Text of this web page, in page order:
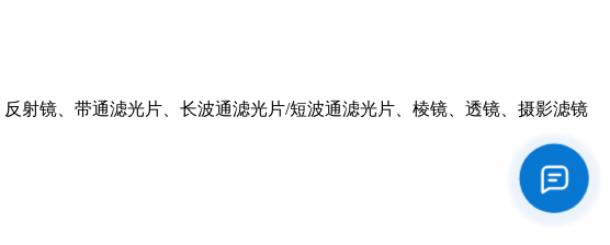
射镜、带通滤光片、长波通滤光片/短波通滤光片、棱镜、透镜、摄影滤镜